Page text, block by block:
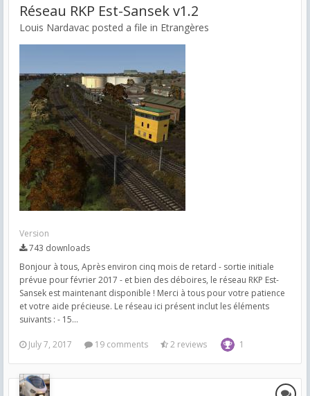
Réseau RKP Est-Sansek v1.2
Louis Nardavac posted a file in Etrangères
Version
743 downloads
Bonjour à tous, Après environ cinq mois de retard - sortie initiale
prévue pour février 2017 - et bien des déboires, le réseau RKP Est-
Sansek est maintenant disponible ! Merci à tous pour votre patience
et votre aide précieuse. Le réseau ici présent inclut les éléments
suivants : - 15...
July 7, 2017 19 comments 2 reviews 1